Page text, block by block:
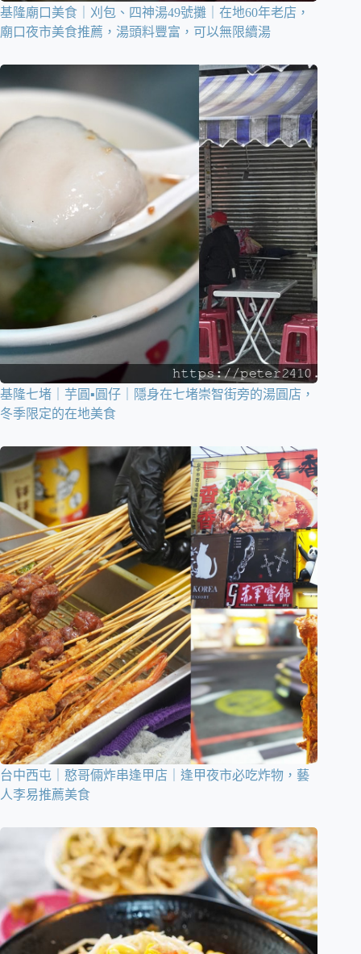
基隆廟口美食｜刈包、四神湯49號攤｜在地60年老店，
廟口夜市美食推薦，湯頭料豐富，可以無限續湯
基隆七堵｜芋圓▪圓仔｜隱身在七堵崇智街旁的湯圓店，
冬季限定的在地美食
台中西屯｜憨哥倆炸串逢甲店｜逢甲夜市必吃炸物，藝
人李易推薦美食